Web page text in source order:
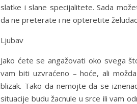
slatke i slane specijalitete. Sada
da ne preterate i ne opteretite
Ljubav
Jako ćete se angažovati oko svega
vam biti uzvraćeno – hoće, ali
blizak. Tako da nemojte da se
situacije budu žacnule u srce ili vam